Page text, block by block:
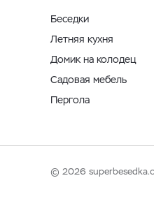
Беседки
Летняя кухня
Домик на колодец
Садовая мебель
Пергола
© 2026